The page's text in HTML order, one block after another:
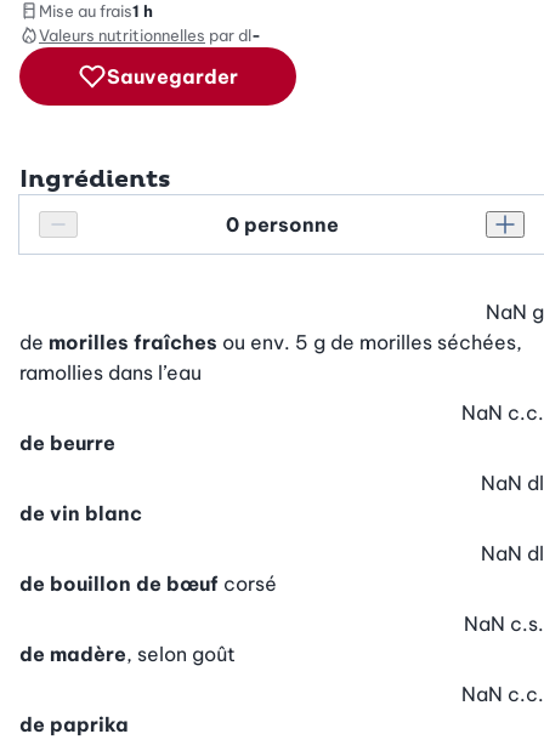
Mise au frais1 h
Valeurs nutritionnelles par dl-
Sauvegarder
Ingrédients
Réduire le nombre de personnes
Personnes
de morilles fraîches ou env. 5 g de morilles séchées,
ramollies dans l’eau
NaN g
de beurre
NaN c.c.
de vin blanc
NaN dl
de bouillon de bœuf corsé
NaN dl
de madère, selon goût
NaN c.s.
de paprika
NaN c.c.